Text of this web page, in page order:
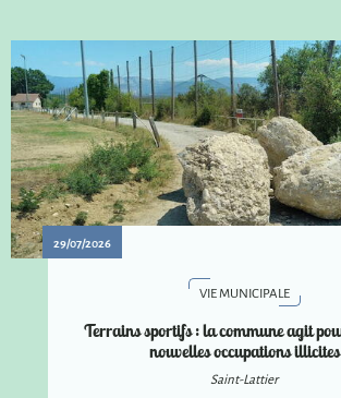
29/07/2026
VIE MUNICIPALE
Terrains sportifs : la commune agit
nouvelles occupations illicites
Saint-Lattier